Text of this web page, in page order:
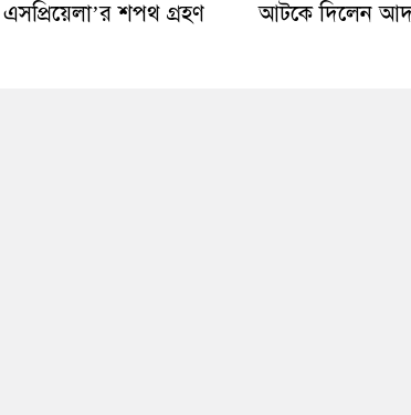
এসপ্রিয়েলা’র শপথ গ্রহণ আটকে দিলেন